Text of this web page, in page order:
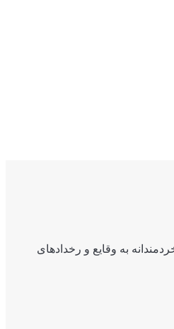
به وقایع و رخدادهای